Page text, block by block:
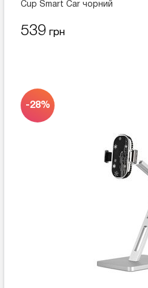
Cup Smart Car чорний
539 грн
-28%